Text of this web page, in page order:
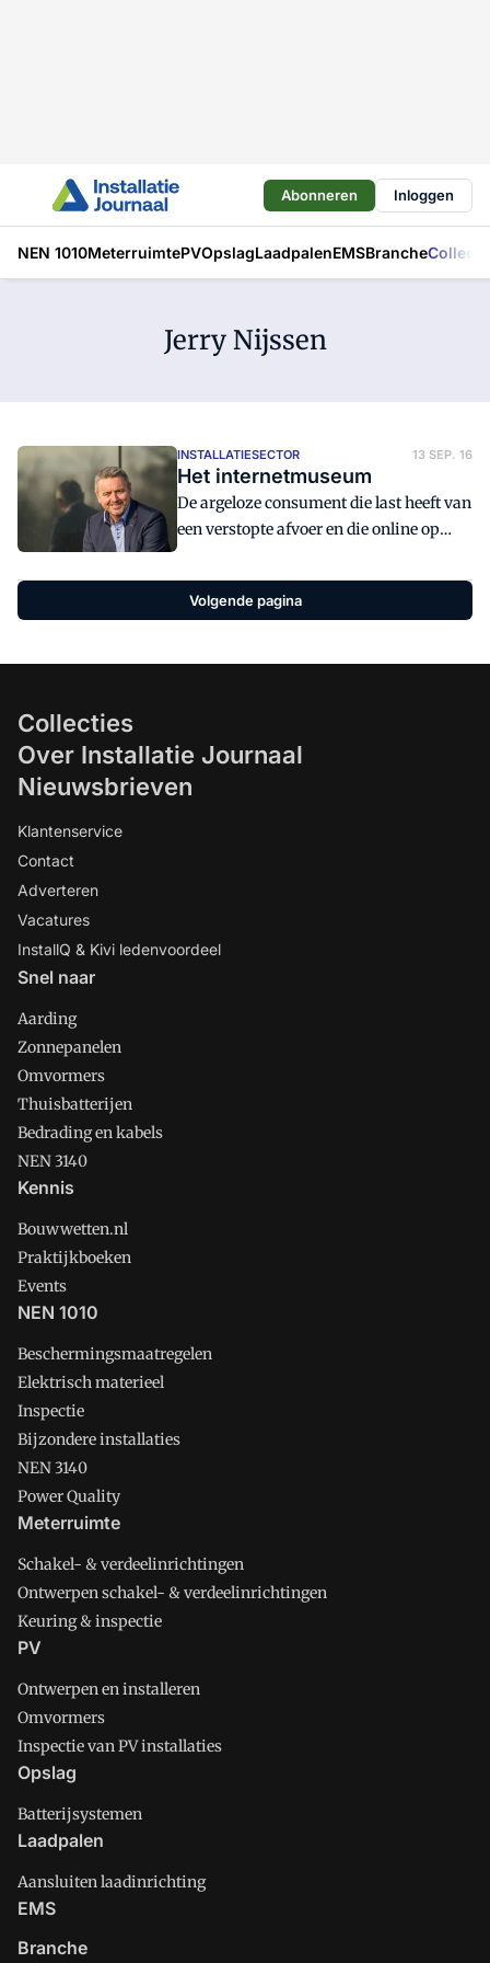
Abonneren Inloggen
NEN 1010MeterruimtePVOpslagLaadpalenEMSBranche
Jerry Nijssen
INSTALLATIESECTOR 13 SEP. 16
Het internetmuseum
De argeloze consument die last heeft van
een verstopte afvoer en die online op
zoek gaat naar een lokale vakman, zal
zich met enige regelmaat in het
internetmuseum wanen. Hoe komt het
denken dat hun in 2010 door het neefje
Volgende pagina
Collecties
Over Installatie Journaal
Nieuwsbrieven
Klantenservice
Contact
Adverteren
Vacatures
InstallQ & Kivi ledenvoordeel
Snel naar
Aarding
Zonnepanelen
Omvormers
Thuisbatterijen
Bedrading en kabels
NEN 3140
Kennis
Bouwwetten.nl
Praktijkboeken
Events
NEN 1010
Beschermingsmaatregelen
Elektrisch materieel
Inspectie
Bijzondere installaties
NEN 3140
Power Quality
Meterruimte
Schakel- & verdeelinrichtingen
Ontwerpen schakel- & verdeelinrichtingen
Keuring & inspectie
PV
Ontwerpen en installeren
Omvormers
Inspectie van PV installaties
Opslag
Batterijsystemen
Laadpalen
Aansluiten laadinrichting
EMS
Branche